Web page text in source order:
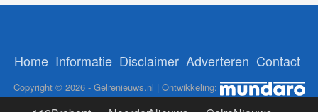
Home Informatie Disclaimer Adverteren Contact
Copyright © 2026 - Gelrenieuws.nl | Ontwikkeling: